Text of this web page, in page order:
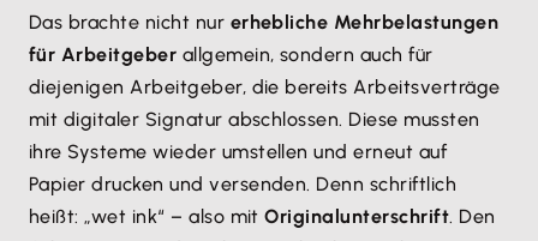
Das brachte nicht nur erhebliche Mehrbelastungen
für Arbeitgeber allgemein, sondern auch für
diejenigen Arbeitgeber, die bereits Arbeitsverträge
mit digitaler Signatur abschlossen. Diese mussten
ihre Systeme wieder umstellen und erneut auf
Papier drucken und versenden. Denn schriftlich
heißt: „wet ink“ – also mitOriginalunterschrift. Den